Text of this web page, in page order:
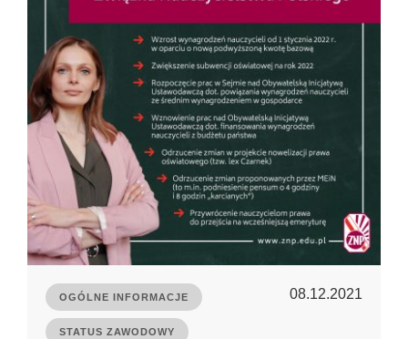
OGÓLNE INFORMACJE
STATUS ZAWODOWY
08.12.2021